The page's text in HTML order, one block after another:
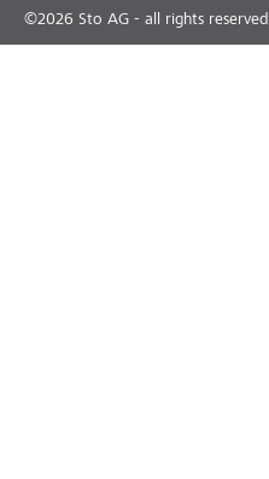
©2026 Sto AG - all rights reserved